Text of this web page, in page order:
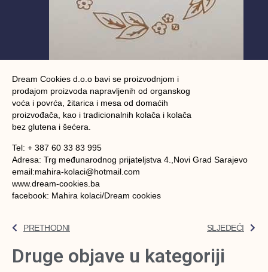
Dream Cookies d.o.o bavi se proizvodnjom i
prodajom proizvoda napravljenih od organskog
voća i povrća, žitarica i mesa od domaćih
proizvođača, kao i tradicionalnih kolača i kolača
bez glutena i šećera.
Tel: + 387 60 33 83 995
Adresa: Trg međunarodnog prijateljstva 4.,Novi Grad Sarajevo
email:mahira-kolaci@hotmail.com
www.dream-cookies.ba
facebook: Mahira kolaci/Dream cookies
PRETHODNI SLJEDEĆI
Druge objave u kategoriji